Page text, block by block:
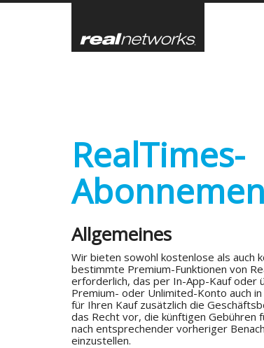
Skip
RealTimes-
Allgemeines
Wir bieten sowohl kostenlose als auch
bestimmte Premium-Funktionen von
erforderlich, das per In-App-Kauf oder
Premium- oder Unlimited-Konto auch
für Ihren Kauf zusätzlich die
das Recht vor, die künftigen Gebühren
nach entsprechender vorheriger
einzustellen.